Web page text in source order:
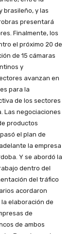
brasileño, y las
presentará
Finalmente, los
el próximo 20 de
de 15 cámaras
y
avanzan en
para la
de los sectores
Las negociaciones
productos
el plan de
la empresa
Y se abordó la
dentro del
del tráfico
acordaron
elaboración de
de
de ambos